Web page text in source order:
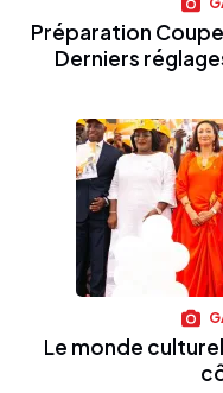
Préparation
Derniers
Le monde